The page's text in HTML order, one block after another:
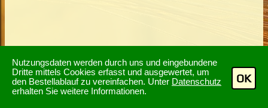
Nutzungsdaten werden durch uns und eingebundene
Dritte mittels Cookies erfasst und ausgewertet, um
den Bestellablauf zu vereinfachen. Unter Datenschutz
erhalten Sie weitere Informationen.
OK